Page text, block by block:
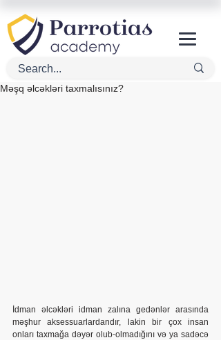
Məşq əlcəkləri taxmalısınız?
İdman əlcəkləri idman zalına gedənlər arasında
məşhur aksessuarlardandır, lakin bir çox insan
onları taxmağa dəyər olub-olmadığını və ya sadəcə